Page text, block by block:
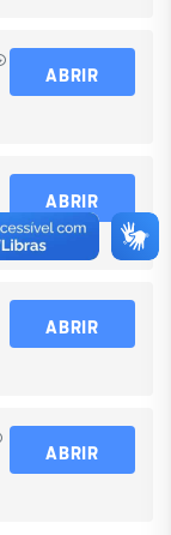
ABRIR
ABRIR
ABRIR
ABRIR